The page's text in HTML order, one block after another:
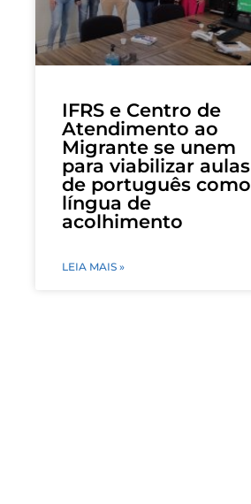
IFRS e Centro de
Atendimento ao
Migrante se unem
para viabilizar aulas
de português como
língua de
acolhimento
LEIA MAIS »